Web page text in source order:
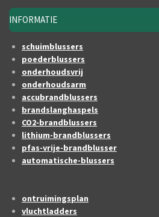
INFORMATIE
schuimblussers
poederblussers
onderhoudsvrij
onderhoudsarm
accubrandblussers
brandslanghaspels
CO2-brandblussers
lithium-brandblussers
pfas-vrije-brandblusser
automatische-blussers
ontruimingsplan
vluchtladders